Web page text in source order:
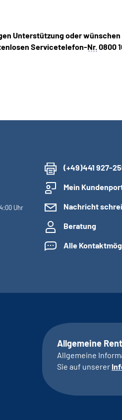
Unterstützung oder
Servicetelefon-Nr.0800
Uhr
(+49)441 927-
Mein
Nachricht
Beratung
Alle
Allgemeine
Allgemeine
Sie auf unserer